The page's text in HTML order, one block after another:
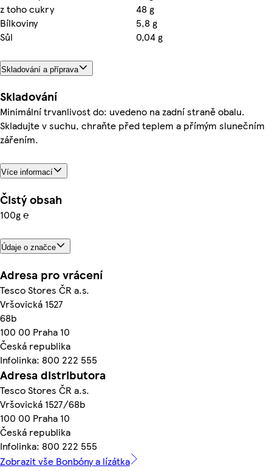
z toho cukry
48 g
Bílkoviny
5,8 g
Sůl
0,04 g
Skladování a příprava
Skladování
Minimální trvanlivost do: uvedeno na zadní straně obalu.
Skladujte v suchu, chraňte před teplem a přímým slunečním
zářením.
Více informací
Čistý obsah
100g ℮
Údaje o značce
Adresa pro vrácení
Tesco Stores ČR a.s.
Vršovická 1527
68b
100 00 Praha 10
Česká republika
Infolinka: 800 222 555
Adresa distributora
Tesco Stores ČR a.s.
Vršovická 1527/68b
100 00 Praha 10
Česká republika
Infolinka: 800 222 555
Zobrazit vše Bonbóny a lízátka